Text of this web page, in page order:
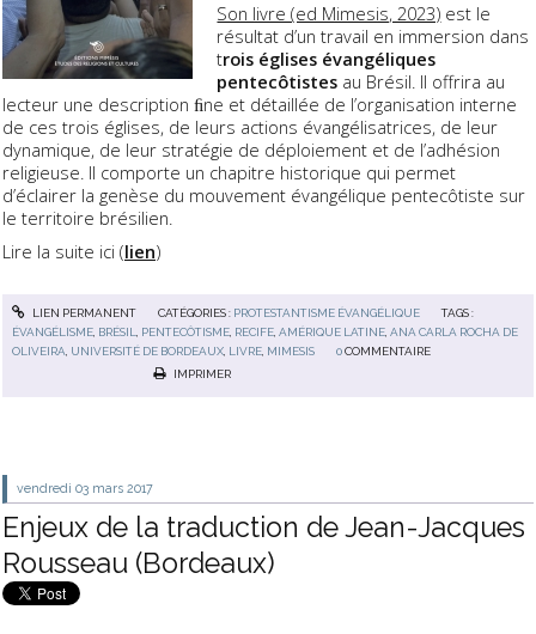
Son livre (ed Mimesis, 2023) est le
résultat d’un travail en immersion dans
trois églises évangéliques
pentecôtistes au Brésil. Il offrira au
lecteur une description ﬁne et détaillée de l’organisation interne
de ces trois églises, de leurs actions évangélisatrices, de leur
dynamique, de leur stratégie de déploiement et de l’adhésion
religieuse. Il comporte un chapitre historique qui permet
d’éclairer la genèse du mouvement évangélique pentecôtiste sur
le territoire brésilien.
Lire la suite ici (lien)
LIEN PERMANENT CATÉGORIES : PROTESTANTISME ÉVANGÉLIQUE
TAGS :
ÉVANGÉLISME BRÉSIL PENTECÔTISME RECIFE ,AMÉRIQUE LATINE ,ANA CARLA ROCHA DE
OLIVEIRA UNIVERSITÉ DE BORDEAUX LIVRE MIMESIS 0 COMMENTAIRE
IMPRIMER
vendredi 03 mars 2017
Enjeux de la traduction de Jean-Jacques
Rousseau (Bordeaux)